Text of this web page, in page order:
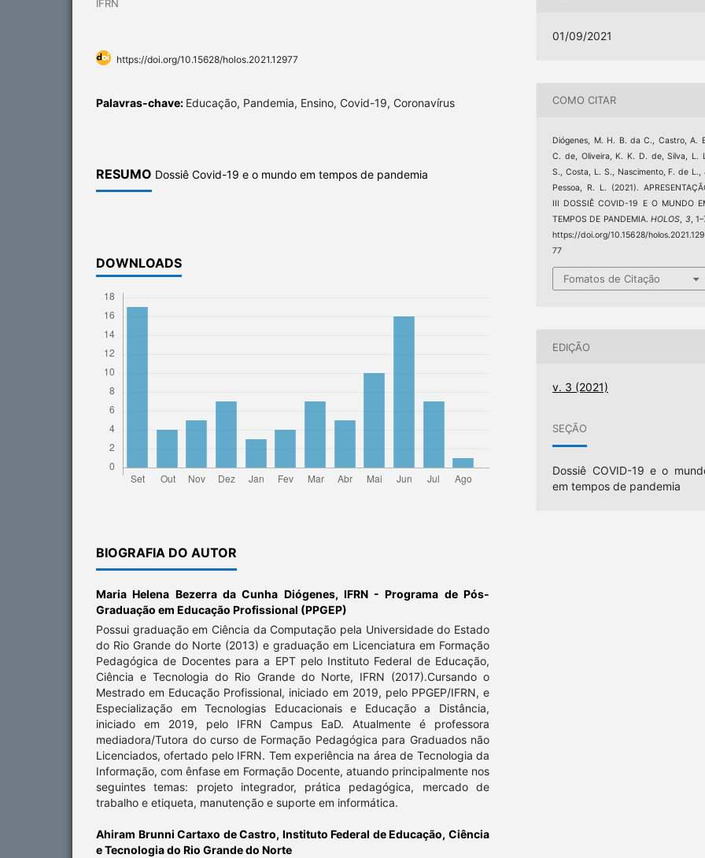
IFRN
https://doi.org/10.15628/holos.2021.12977
Palavras-chave: Educação, Pandemia, Ensino, Covid-19, Coronavírus
RESUMO Dossiê Covid-19 e o mundo em tempos de pandemia
DOWNLOADS
BIOGRAFIA DO AUTOR
Maria Helena Bezerra da Cunha Diógenes, IFRN - Programa de Pós-
Graduação em Educação Profissional (PPGEP)
Possui graduação em Ciência da Computação pela Universidade do Estado
do Rio Grande do Norte (2013) e graduação em Licenciatura em Formação
Pedagógica de Docentes para a EPT pelo Instituto Federal de Educação,
Ciência e Tecnologia do Rio Grande do Norte, IFRN (2017).Cursando o
Mestrado em Educação Profissional, iniciado em 2019, pelo PPGEP/IFRN, e
Especialização em Tecnologias Educacionais e Educação a Distância,
iniciado em 2019, pelo IFRN Campus EaD. Atualmente é professora
mediadora/Tutora do curso de Formação Pedagógica para Graduados não
Licenciados, ofertado pelo IFRN. Tem experiência na área de Tecnologia da
Informação, com ênfase em Formação Docente, atuando principalmente nos
seguintes temas: projeto integrador, prática pedagógica, mercado de
trabalho e etiqueta, manutenção e suporte em informática.
Ahiram Brunni Cartaxo de Castro, Instituto Federal de Educação, Ciência
e Tecnologia do Rio Grande do Norte
01/09/2021
COMO CITAR
Diógenes, M. H. B. da C., Castro, A.
C. de, Oliveira, K. K. D. de, Silva, L.
S., Costa, L. S., Nascimento, F. de L.,
Pessoa, R. L. (2021).
III DOSSIÊ COVID-19 E O MUNDO
TEMPOS DE PANDEMIA.HOLOS 3 ,
https://doi.org/10.15628/holos.2021.129
77
Fomatos de Citação
EDIÇÃO
v. 3 (2021)
SEÇÃO
Dossiê COVID-19 e o
em tempos de pandemia